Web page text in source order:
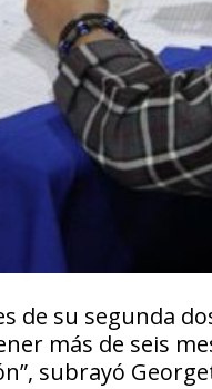
de su segunda
más de seis
subrayó